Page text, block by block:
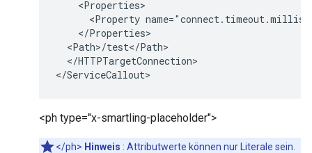
    <Properties>
<Property
    </Properties>
  <Path>/test</Path>
  </HTTPTargetConnection>
</ServiceCallout>
<ph type="x-smartling-placeholder">
</ph> Hinweis : Attributwerte können nur Literale sein.